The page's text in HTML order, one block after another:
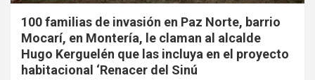
100 familias de invasión en Paz Norte, barrio
Mocarí, en Montería, le claman al alcalde
Hugo Kerguelén que las incluya en el proyecto
habitacional ‘Renacer del Sinú